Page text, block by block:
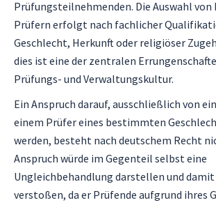
Prüfungsteilnehmenden. Die Auswahl von
Prüfern erfolgt nach fachlicher
Geschlecht, Herkunft oder religiöser
dies ist eine der zentralen
Prüfungs- und Verwaltungskultur.
Ein Anspruch darauf, ausschließlich von
einem Prüfer eines bestimmten
werden, besteht nach deutschem Recht
Anspruch würde im Gegenteil selbst eine
Ungleichbehandlung darstellen und damit
verstoßen, da er Prüfende aufgrund ihres